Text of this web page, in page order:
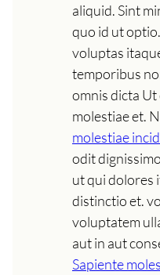
aliquid. Sint
quo id ut
voluptas
temporibus
omnis dicta Ut
molestiae et.
molestiae
odit
ut qui dolores
distinctio et.
voluptatem
aut in aut
Sapiente